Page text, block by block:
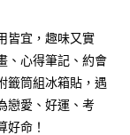
行
業銀行
銀行
）商業銀行
銀行
商業銀行
銀行
業銀行
）商業銀行
銀行
皆宜，趣味又實
、心得筆記、約會
筒組冰箱貼，遇
戀愛、好運、考
好命！